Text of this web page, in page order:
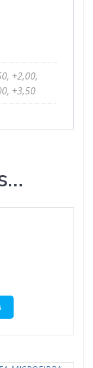
+2,00,
+3,50
Este
tiene
múltiples
Las